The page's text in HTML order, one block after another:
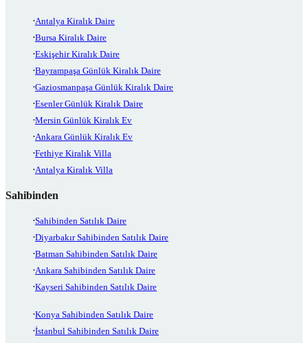
Antalya Kiralık Daire
Bursa Kiralık Daire
Eskişehir Kiralık Daire
Bayrampaşa Günlük Kiralık Daire
Gaziosmanpaşa Günlük Kiralık Daire
Esenler Günlük Kiralık Daire
Mersin Günlük Kiralık Ev
Ankara Günlük Kiralık Ev
Fethiye Kiralık Villa
Antalya Kiralık Villa
Sahibinden
Sahibinden Satılık Daire
Diyarbakır Sahibinden Satılık Daire
Batman Sahibinden Satılık Daire
Ankara Sahibinden Satılık Daire
Kayseri Sahibinden Satılık Daire
Konya Sahibinden Satılık Daire
İstanbul Sahibinden Satılık Daire